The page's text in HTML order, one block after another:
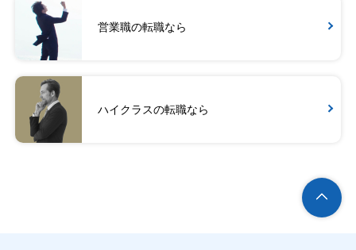
営業職の転職なら
ハイクラスの転職なら